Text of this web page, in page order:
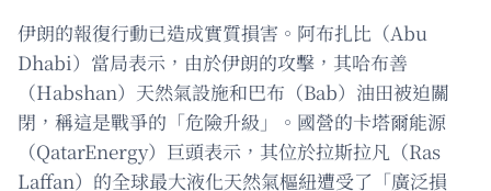
伊朗的報復行動已造成實質損害。阿布扎比（Abu
Dhabi）當局表示，由於伊朗的攻擊，其哈布善
（Habshan）天然氣設施和巴布（Bab）油田被迫關
閉，稱這是戰爭的「危險升級」。國營的卡塔爾能源
（QatarEnergy）巨頭表示，其位於拉斯拉凡（Ras
Laffan）的全球最大液化天然氣樞紐遭受了「廣泛損